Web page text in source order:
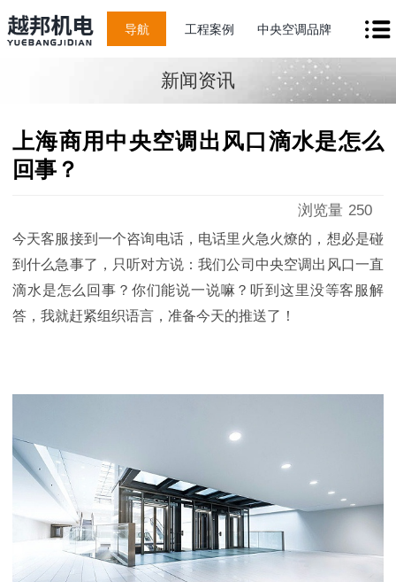
导航 工程案例 中央空调品牌
新闻资讯
上海商用中央空调出风口滴水是怎么
回事？
浏览量 250
今天客服接到一个咨询电话，电话里火急火燎的，想必是碰
到什么急事了，只听对方说：我们公司中央空调出风口一直
滴水是怎么回事？你们能说一说嘛？听到这里没等客服解
答，我就赶紧组织语言，准备今天的推送了！